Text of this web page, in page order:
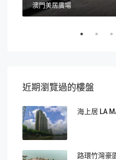
澳門美居廣場
近期瀏覽過的樓盤
海上居 LA
路環竹灣豪